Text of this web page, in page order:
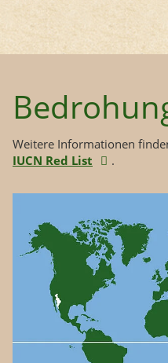
Weitere Informationen
IUCN Red List
.